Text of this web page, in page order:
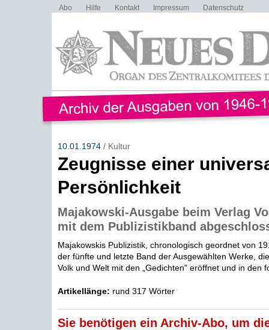
Abo Hilfe Kontakt Impressum Datenschutz
10.01.1974/ Kultur
Zeugnisse einer
Persönlichkeit
Majakowski-Ausgabe beim Verlag
mit dem Publizistikband
Majakowskis Publizistik, chronologisch geordnet von
der fünfte und letzte Band der Ausgewählten Werke,
Volk und Welt mit den „Gedichten" eröffnet und in den
Artikellänge: rund 317 Wörter
Sie benötigen ein Archiv-Abo, um